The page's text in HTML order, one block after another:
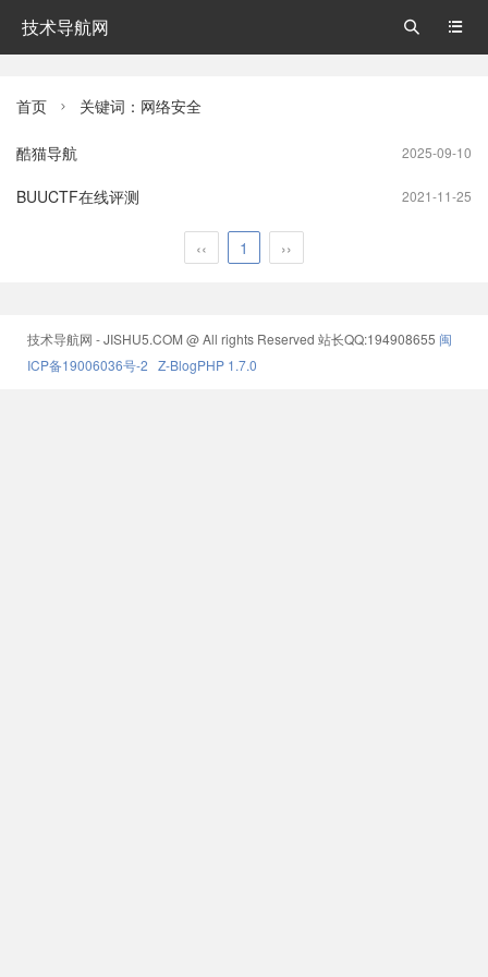
技术导航网 

首页  关键词：网络安全
2025-09-10
酷猫导航
2021-11-25
BUUCTF在线评测
‹‹ 1 ››
技术导航网 - JISHU5.COM @ All rights Reserved 站长QQ:194908655 闽
ICP备19006036号-2 Z-BlogPHP 1.7.0